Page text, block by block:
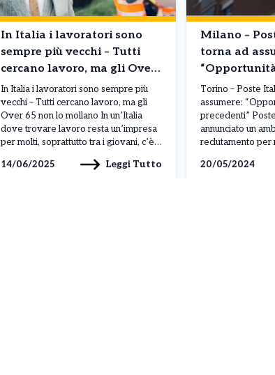
In Italia i lavoratori sono
sempre più vecchi – Tutti
cercano lavoro, ma gli Over
65 non lo mollano. I dati
In Italia i lavoratori sono sempre più
vecchi – Tutti cercano lavoro, ma gli
Over 65 non lo mollano In un’Italia
dove trovare lavoro resta un’impresa
per molti, soprattutto tra i giovani, c’è
invece non molla: quella degli over 65.
14/06/2025 Leggi Tutto
Milano –
torna ad
precedenti”.
Torino – Poste
assumere:
precedenti”
annunciato un
reclutamento per
dipendenti entro
20/05/2024